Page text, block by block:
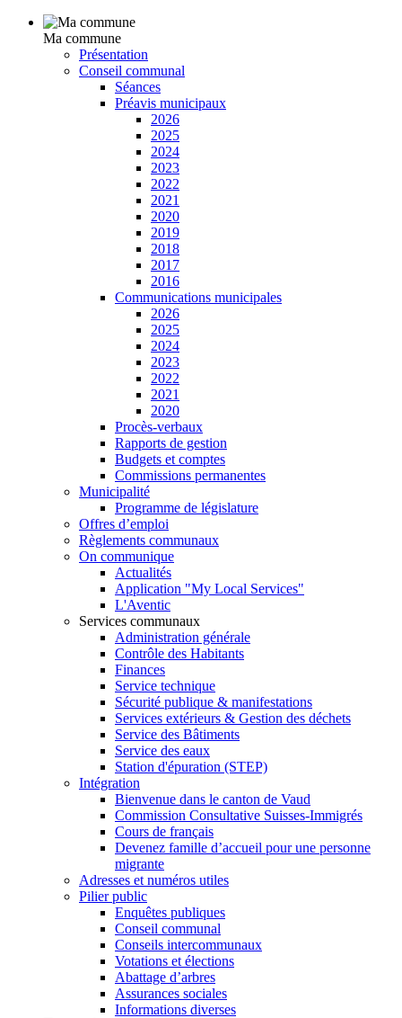
Ma commune
Présentation
Conseil communal
Séances
Préavis municipaux
2026
2025
2024
2023
2022
2021
2020
2019
2018
2017
2016
Communications municipales
2026
2025
2024
2023
2022
2021
2020
Procès-verbaux
Rapports de gestion
Budgets et comptes
Commissions permanentes
Municipalité
Programme de législature
Offres d’emploi
Règlements communaux
On communique
Actualités
Application "My Local Services"
L'Aventic
Services communaux
Administration générale
Contrôle des Habitants
Finances
Service technique
Sécurité publique & manifestations
Services extérieurs & Gestion des déchets
Service des Bâtiments
Service des eaux
Station d'épuration (STEP)
Intégration
Bienvenue dans le canton de Vaud
Commission Consultative Suisses-Immigrés
Cours de français
Devenez famille d’accueil pour une personne
migrante
Adresses et numéros utiles
Pilier public
Enquêtes publiques
Conseil communal
Conseils intercommunaux
Votations et élections
Abattage d’arbres
Assurances sociales
Informations diverses